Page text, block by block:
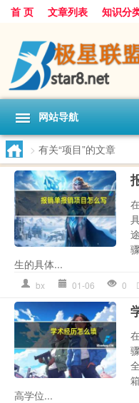
首 页 文章列表 知识分
网站导航
> 有关“项目”的文章
生的具体...
bx 01-06 0
高学位...